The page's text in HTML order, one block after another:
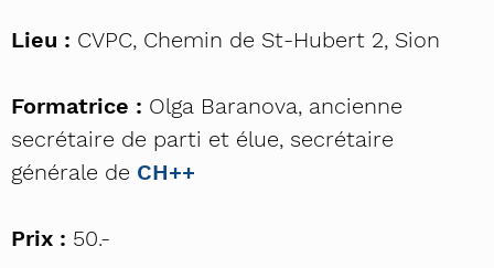
Lieu : CVPC, Chemin de St-Hubert 2, Sion
Formatrice : Olga Baranova, ancienne
secrétaire de parti et élue, secrétaire
générale de CH++
Prix : 50.-